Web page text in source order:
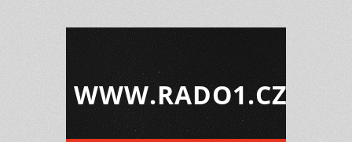
WWW.RADO1.CZ